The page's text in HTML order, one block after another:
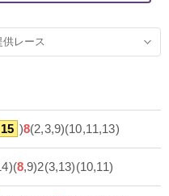
供レース
15 )8(2,3,9)(10,11,13)
8,9)2(3,13)(10,11)